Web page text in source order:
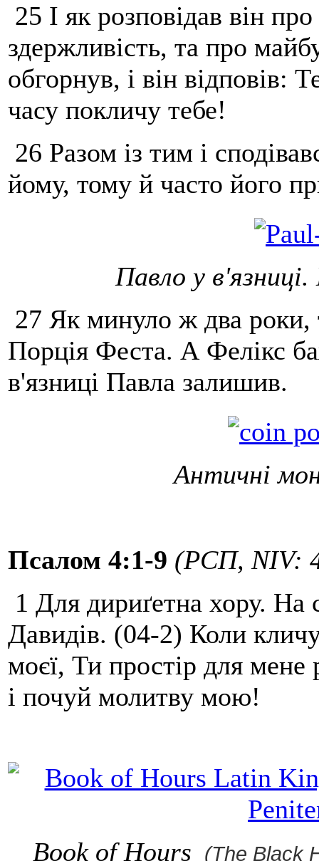
25 І як розповідав він
здержливість, та про
обгорнув, і він відповів:
часу покличу тебе!
26 Разом із тим і
йому, тому й часто його
Павло у в'язниці.
27 Як минуло ж два роки,
Порція Феста. А Фелікс
в'язниці Павла залишив.
Античні
Псалом 4:1-9 (РСП, NIV:
1 Для дириґетна хору. На
Давидів. (04-2) Коли
моєї, Ти простір для
і почуй молитву мою!
Book of Hours (The Black